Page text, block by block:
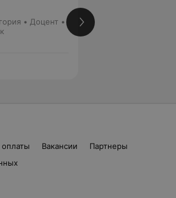
• Доцент •
Вакансии
Партнеры